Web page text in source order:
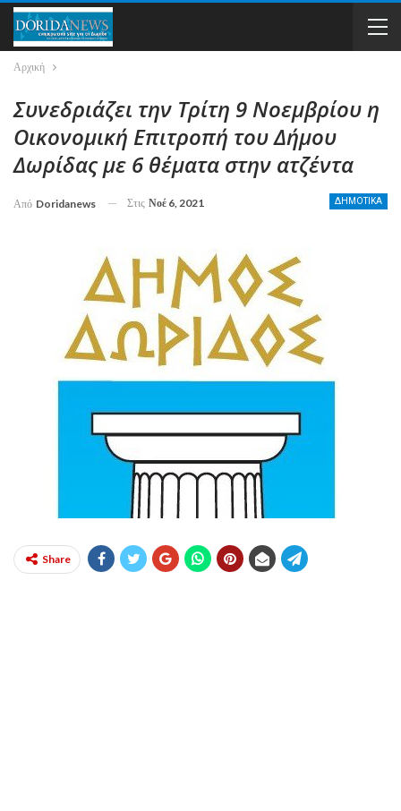
Αρχική
Συνεδριάζει την Τρίτη 9 Νοεμβρίου η
Οικονομική Επιτροπή του Δήμου
Δωρίδας με 6 θέματα στην ατζέντα
ΔΗΜΟΤΙΚΑ
Από Doridanews Στις Νοέ 6, 2021
Share